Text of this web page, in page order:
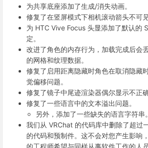
为共享底座添加了生成/消失动画。
修复了在竖屏模式下相机滚动箭头不可见
为 HTC Vive Focus 头显添加了默认的
定。
改进了角色的内存行为，加载完成后会
的网格和纹理数据。
修复了启用距离隐藏时角色在取消隐藏
觉偏移问题。
修复了镜子中尾迹渲染器偶尔显示不正确
修复了一些语言中的文本溢出问题。
另外，添加了一些缺失的语言字符串。
我们从 VRChat 的代码库中删除了超过
的代码和预制件。这不会对您产生影响
的工程师希望与同样从事软件工作的人